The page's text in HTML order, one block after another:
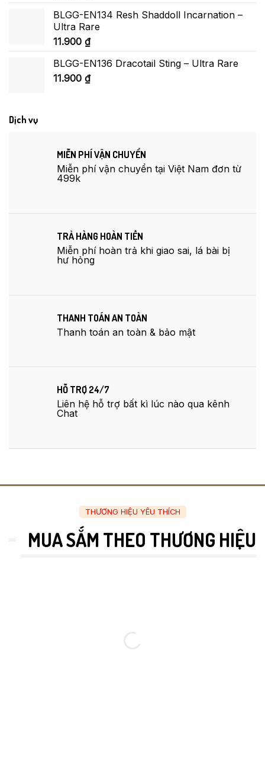
BLGG-EN134 Resh Shaddoll Incarnation –
Ultra Rare
11.900 ₫
BLGG-EN136 Dracotail Sting – Ultra Rare
11.900 ₫
Dịch vụ
MIỄN PHÍ VẬN CHUYỂN
Miễn phí vận chuyển tại Việt Nam đơn từ
499k
TRẢ HÀNG HOÀN TIỀN
Miễn phí hoàn trả khi giao sai, lá bài bị
hư hỏng
THANH TOÁN AN TOÀN
Thanh toán an toàn & bảo mật
HỖ TRỢ 24/7
Liên hệ hỗ trợ bất kì lúc nào qua kênh
Chat
THƯƠNG HIỆU YÊU THÍCH
MUA SẮM THEO THƯƠNG HIỆU